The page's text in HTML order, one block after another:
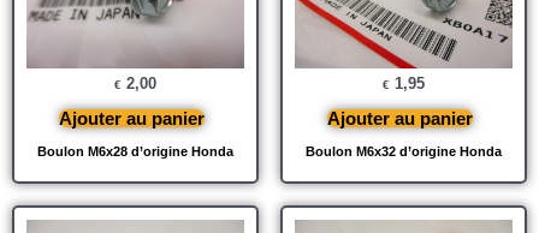
Boulon M6x28 d’origine Honda
€ 2,00
Ajouter au panier
Boulon M6x32 d’origine Honda
€ 1,95
Ajouter au panier